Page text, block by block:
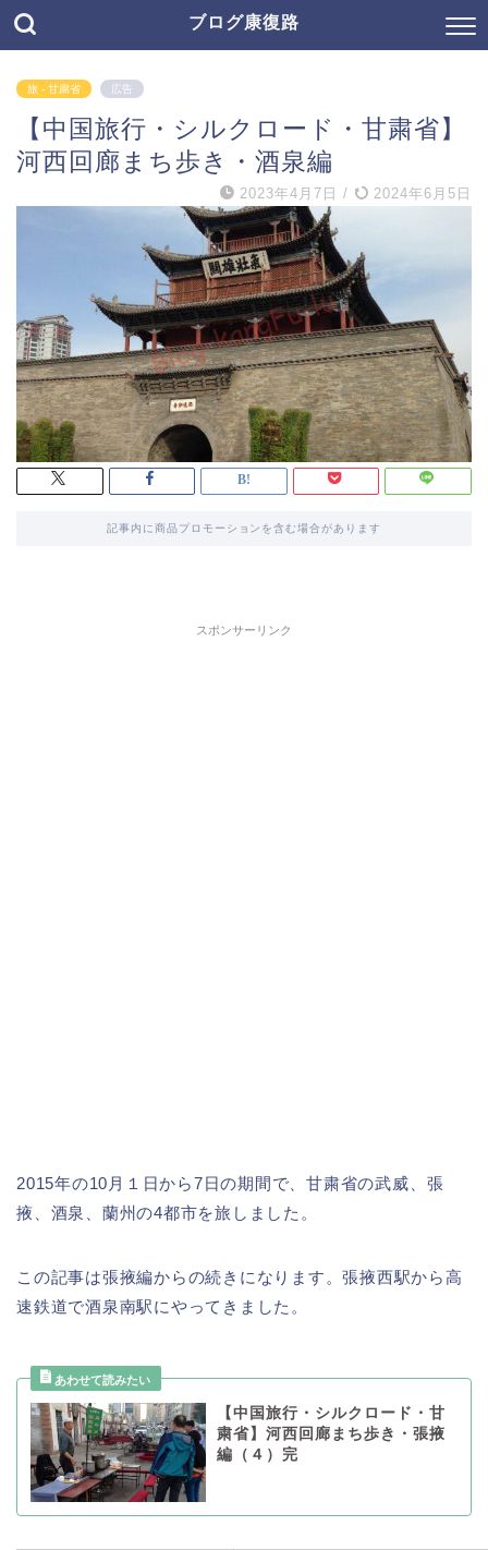
ブログ康復路
旅 - 甘粛省 広告
【中国旅行・シルクロード・甘粛省】
河西回廊まち歩き・酒泉編
2023年4月7日 / 2024年6月5日
記事内に商品プロモーションを含む場合があります
スポンサーリンク
2015年の10月１日から7日の期間で、甘粛省の武威、張
掖、酒泉、蘭州の4都市を旅しました。
この記事は張掖編からの続きになります。張掖西駅から高
速鉄道で酒泉南駅にやってきました。
【中国旅行・シルクロード・甘
粛省】河西回廊まち歩き・張掖
編（４）完